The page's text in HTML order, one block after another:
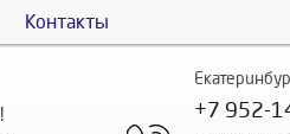
Контакты
+7 952-